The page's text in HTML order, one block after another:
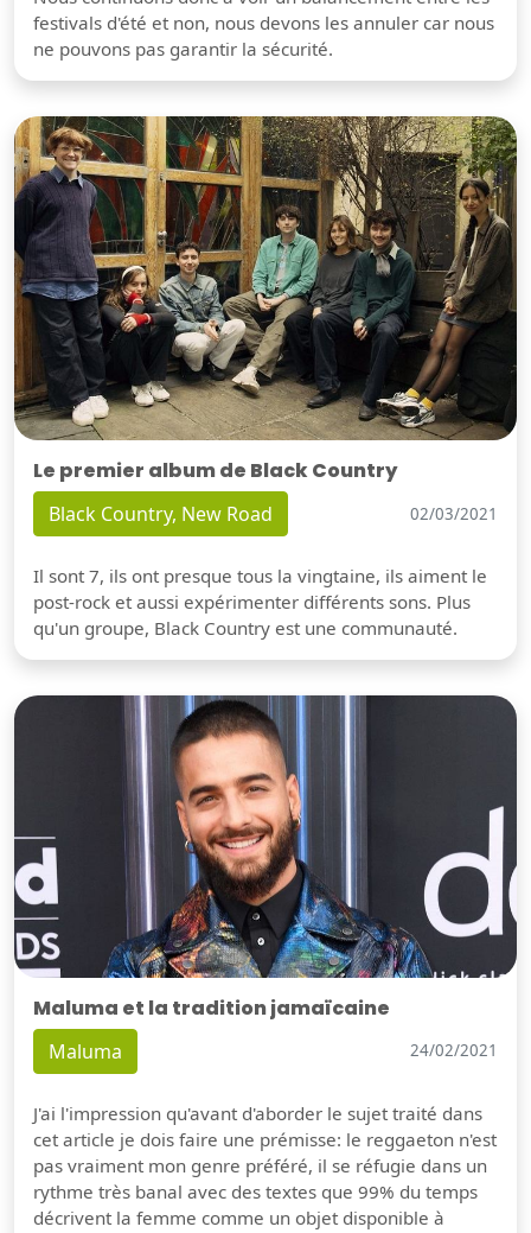
festivals d'été et non, nous devons les annuler car nous
ne pouvons pas garantir la sécurité.
Le premier album de Black Country
Black Country, New Road 02/03/2021
Il sont 7, ils ont presque tous la vingtaine, ils aiment le
post-rock et aussi expérimenter différents sons. Plus
qu'un groupe, Black Country est une communauté.
Maluma et la tradition jamaïcaine
Maluma 24/02/2021
J'ai l'impression qu'avant d'aborder le sujet traité dans
cet article je dois faire une prémisse: le reggaeton n'est
pas vraiment mon genre préféré, il se réfugie dans un
rythme très banal avec des textes que 99% du temps
décrivent la femme comme un objet disponible à